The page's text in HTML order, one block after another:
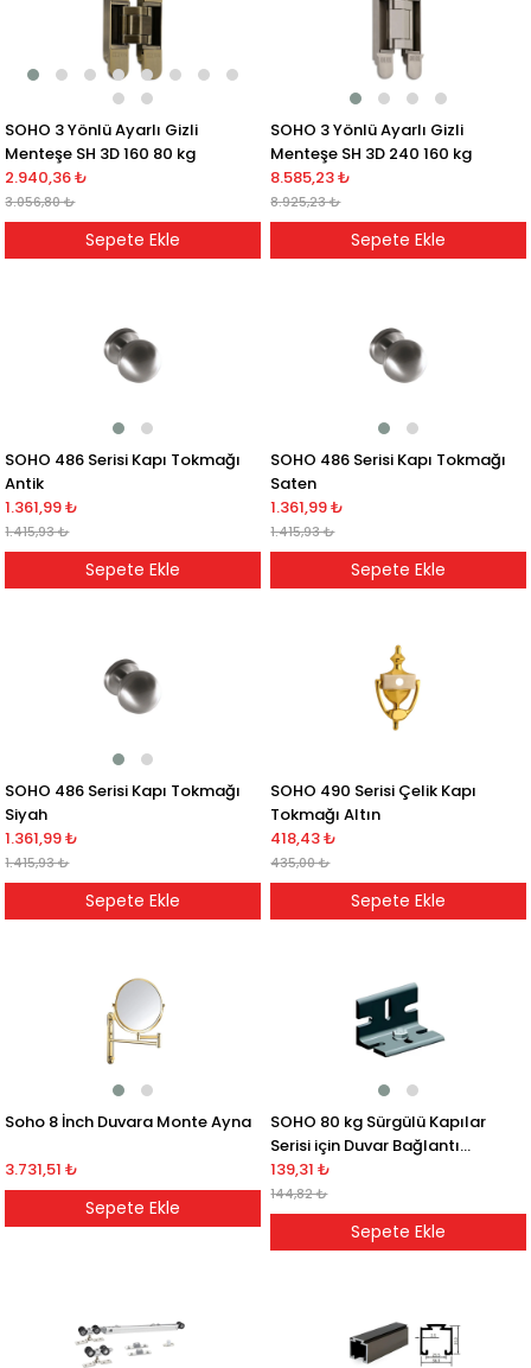
SOHO 3 Yönlü Ayarlı Gizli
Menteşe SH 3D 160 80 kg
2.940,36 ₺
3.056,80 ₺
Sepete Ekle
SOHO 3 Yönlü Ayarlı Gizli
Menteşe SH 3D 240 160 kg
8.585,23 ₺
8.925,23 ₺
Sepete Ekle
SOHO 486 Serisi Kapı Tokmağı
Antik
1.361,99 ₺
1.415,93 ₺
Sepete Ekle
SOHO 486 Serisi Kapı Tokmağı
Saten
1.361,99 ₺
1.415,93 ₺
Sepete Ekle
SOHO 486 Serisi Kapı Tokmağı
Siyah
1.361,99 ₺
1.415,93 ₺
Sepete Ekle
SOHO 490 Serisi Çelik Kapı
Tokmağı Altın
418,43 ₺
435,00 ₺
Sepete Ekle
Soho 8 İnch Duvara Monte Ayna
3.731,51 ₺
Sepete Ekle
SOHO 80 kg Sürgülü Kapılar
Serisi için Duvar Bağlantı
Köşebenti
139,31 ₺
144,82 ₺
Sepete Ekle